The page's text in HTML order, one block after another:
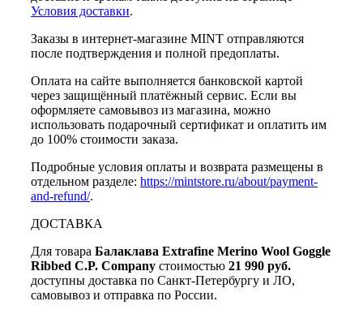
Условия доставки.
Заказы в интернет-магазине MINT отправляются
после подтверждения и полной предоплаты.
Оплата на сайте выполняется банковской картой
через защищённый платёжный сервис. Если вы
оформляете самовывоз из магазина, можно
использовать подарочный сертификат и оплатить им
до 100% стоимости заказа.
Подробные условия оплаты и возврата размещены в
отдельном разделе: https://mintstore.ru/about/payment-
and-refund/.
ДОСТАВКА
Для товара Балаклава Extrafine Merino Wool Goggle
Ribbed C.P. Company стоимостью 21 990 руб.
доступны доставка по Санкт-Петербургу и ЛО,
самовывоз и отправка по России.